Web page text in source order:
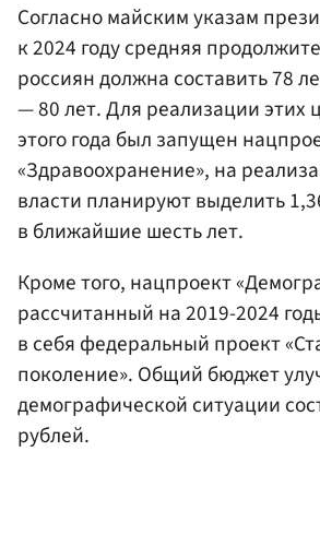
Согласно майским указам
к 2024 году средняя
россиян должна составить 78
— 80 лет. Для реализации этих
этого года был запущен
«Здравоохранение», на
власти планируют выделить
в ближайшие шесть лет.
Кроме того, нацпроект
рассчитанный на 2019-2024
в себя федеральный проект
поколение». Общий бюджет
демографической ситуации
рублей.